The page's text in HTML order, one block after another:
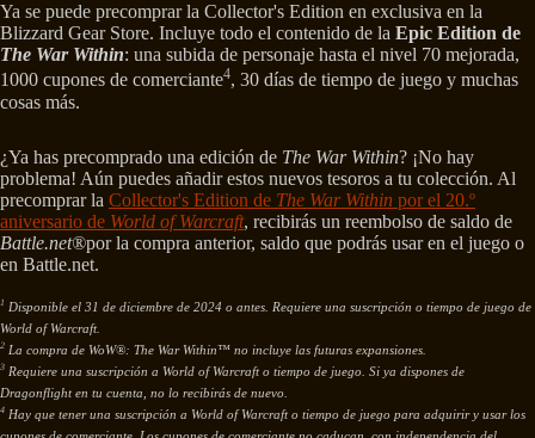
Ya se puede precomprar la Collector's Edition en exclusiva en la
Blizzard Gear Store. Incluye todo el contenido de la Epic Edition de
The War Within: una subida de personaje hasta el nivel 70 mejorada,
1000 cupones de comerciante4, 30 días de tiempo de juego y muchas
cosas más.
¿Ya has precomprado una edición de The War Within? ¡No hay
problema! Aún puedes añadir estos nuevos tesoros a tu colección. Al
precomprar la Collector's Edition de The War Within por el 20.º
aniversario de World of Warcraft, recibirás un reembolso de saldo de
Battle.net®por la compra anterior, saldo que podrás usar en el juego o
en Battle.net.
1 Disponible el 31 de diciembre de 2024 o antes. Requiere una suscripción o tiempo de juego de
World of Warcraft.
2 La compra de WoW®: The War Within™ no incluye las futuras expansiones.
3 Requiere una suscripción a World of Warcraft o tiempo de juego. Si ya dispones de
Dragonflight en tu cuenta, no lo recibirás de nuevo.
4 Hay que tener una suscripción a World of Warcraft o tiempo de juego para adquirir y usar los
cupones de comerciante. Los cupones de comerciante no caducan, con independencia del